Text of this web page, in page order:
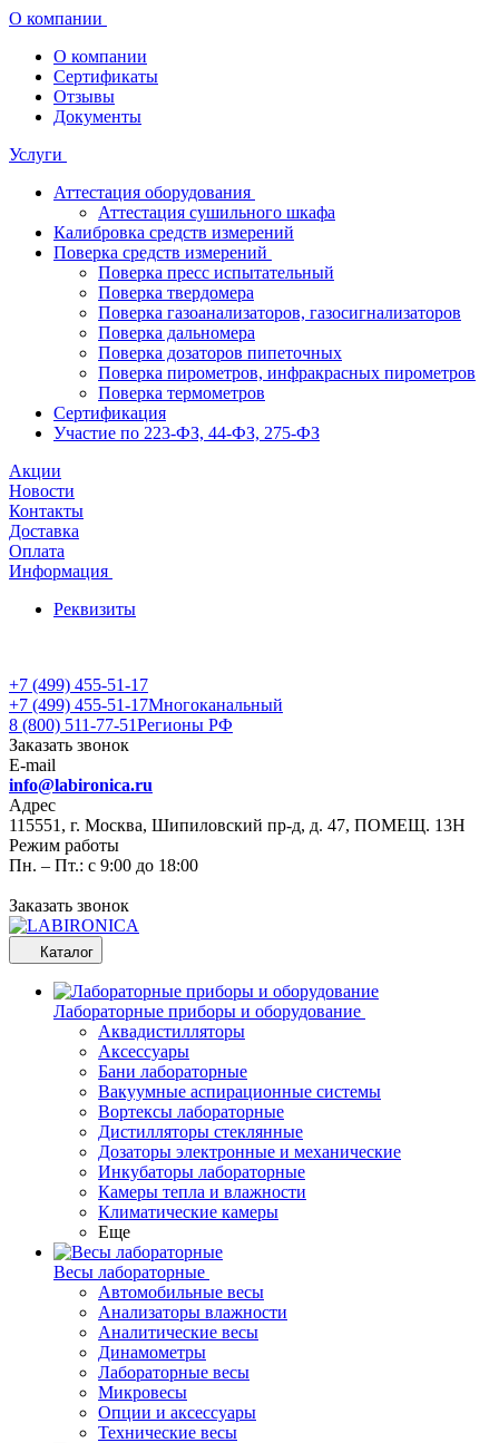
О компании
О компании
Сертификаты
Отзывы
Документы
Услуги
Аттестация оборудования
Аттестация сушильного шкафа
Калибровка средств измерений
Поверка средств измерений
Поверка пресс испытательный
Поверка твердомера
Поверка газоанализаторов, газосигнализаторов
Поверка дальномера
Поверка дозаторов пипеточных
Поверка пирометров, инфракрасных пирометров
Поверка термометров
Сертификация
Участие по 223-ФЗ, 44-ФЗ, 275-ФЗ
Акции
Новости
Контакты
Доставка
Оплата
Информация
Реквизиты
+7 (499) 455-51-17
+7 (499) 455-51-17Многоканальный
8 (800) 511-77-51Регионы РФ
Заказать звонок
E-mail
info@labironica.ru
Адрес
115551, г. Москва, Шипиловский пр-д, д. 47, ПОМЕЩ. 13Н
Режим работы
Пн. – Пт.: с 9:00 до 18:00
Заказать звонок
Каталог
Лабораторные приборы и оборудование
Аквадистилляторы
Аксессуары
Бани лабораторные
Вакуумные аспирационные системы
Вортексы лабораторные
Дистилляторы стеклянные
Дозаторы электронные и механические
Инкубаторы лабораторные
Камеры тепла и влажности
Климатические камеры
Еще
Весы лабораторные
Автомобильные весы
Анализаторы влажности
Аналитические весы
Динамометры
Лабораторные весы
Микровесы
Опции и аксессуары
Технические весы